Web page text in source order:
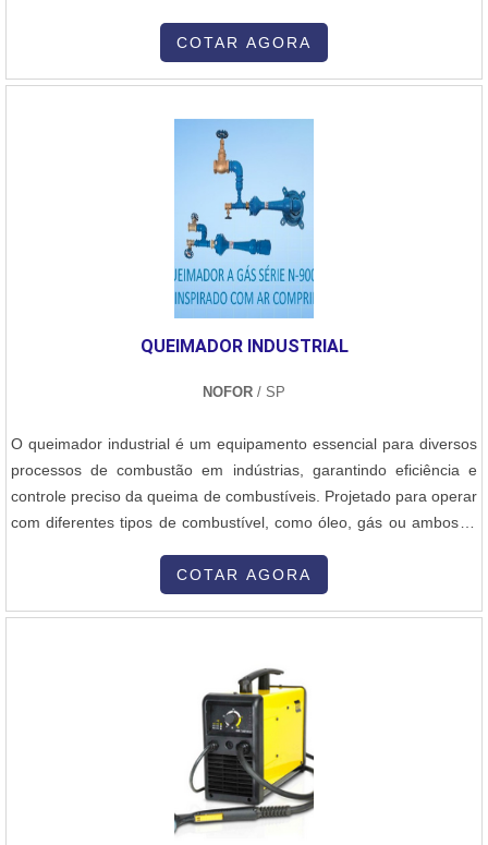
qualquer material termoplástico, como lonas de PVC, lonas back
light, lonas front light, lona vinílica, bagun, napa, banner, polietileno
COTAR AGORA
QUEIMADOR INDUSTRIAL
NOFOR / SP
O queimador industrial é um equipamento essencial para diversos
processos de combustão em indústrias, garantindo eficiência e
controle preciso da queima de combustíveis. Projetado para operar
com diferentes tipos de combustível, como óleo, gás ou ambos, o
atendendo às necessidades específicas de cada aplicação.A Nofor,
como sensores de chama, eletrodos, cavaletes de gás,
ventiladores centrífugos de ar, reguladores de pressão de óleo e
gás, válvulas para óleo, ar e gás, entre outros produtos. A Nofor
também executa projetos de peças e queimadores especiais
conforme a necessidade do cliente, atendendo todo o Brasil e
exportando para diversos países. Com um compromisso contínuo
com a qualidade e o bom atendimento, a Nofor está à disposição
COTAR AGORA